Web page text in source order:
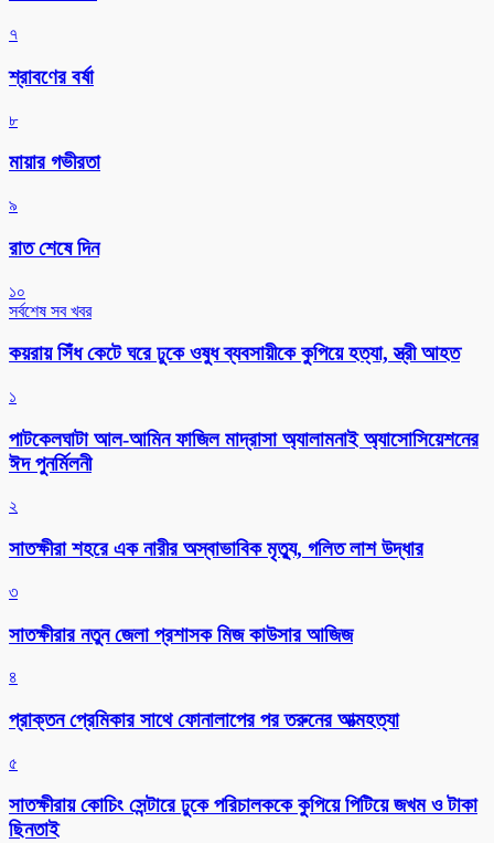
৭
শ্রাবণের বর্ষা
৮
মায়ার গভীরতা
৯
রাত শেষে দিন
১০
সর্বশেষ সব খবর
কয়রায় সিঁধ কেটে ঘরে ঢুকে ওষুধ ব্যবসায়ীকে কুপিয়ে হত্যা, স্ত্রী আহত
১
পাটকেলঘাটা আল-আমিন ফাজিল মাদ্রাসা অ্যালামনাই অ্যাসোসিয়েশনের
ঈদ পুনর্মিলনী
২
সাতক্ষীরা শহরে এক নারীর অস্বাভাবিক মৃত্যু, গলিত লাশ উদ্ধার
৩
সাতক্ষীরার নতুন জেলা প্রশাসক মিজ কাউসার আজিজ
৪
প্রাক্তন প্রেমিকার সাথে ফোনালাপের পর তরুনের আত্মহত্যা
৫
সাতক্ষীরায় কোচিং সেন্টারে ঢুকে পরিচালককে কুপিয়ে পিটিয়ে জখম ও টাকা
ছিনতাই